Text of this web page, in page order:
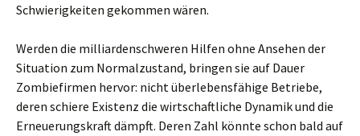
Schwierigkeiten gekommen wären.
Werden die milliardenschweren Hilfen ohne Ansehen der
Situation zum Normalzustand, bringen sie auf Dauer
Zombiefirmen hervor: nicht überlebensfähige Betriebe,
deren schiere Existenz die wirtschaftliche Dynamik und die
Erneuerungskraft dämpft. Deren Zahl könnte schon bald auf